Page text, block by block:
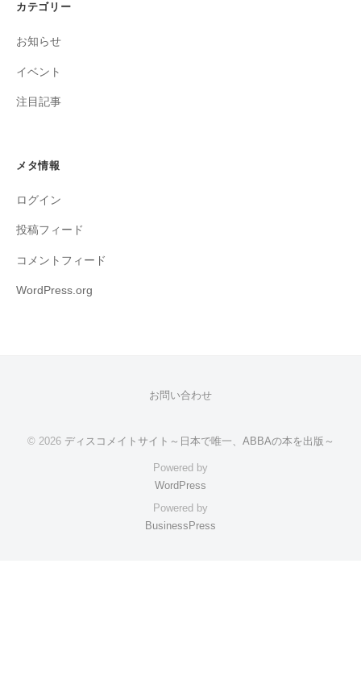
カテゴリー
お知らせ
イベント
注目記事
メタ情報
ログイン
投稿フィード
コメントフィード
WordPress.org
お問い合わせ
© 2026 ディスコメイトサイト～日本で唯一、ABBAの本を出版～
Powered by
WordPress
Powered by
BusinessPress